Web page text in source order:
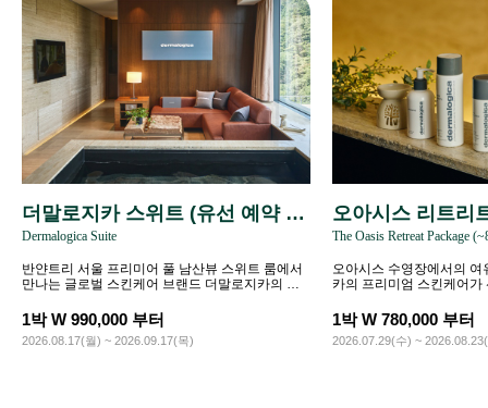
더말로지카 스위트 (유선 예약 전
용)
Dermalogica Suite
반얀트리 서울 프리미어 풀 남산뷰 스위트 룸에서
만나는 글로벌 스킨케어 브랜드 더말로지카의 웰
1박 W 990,000 부터
2026.08.17(월) ~ 2026.09.17(목)
오아시스 리트리
3)
The Oasis Retreat Package
오아시스 수영장에서의
카의 프리미엄 스킨케어가
1박 W 780,000 부터
2026.07.29(수) ~